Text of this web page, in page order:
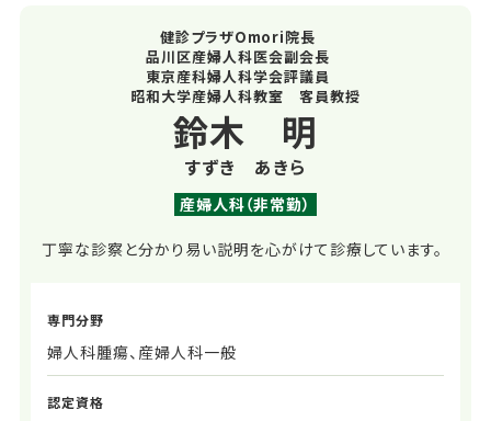
健診プラザOmori院長
品川区産婦人科医会副会長
東京産科婦人科学会評議員
昭和大学産婦人科教室 客員教授
鈴木 明
すずき あきら
産婦人科（非常勤）
丁寧な診察と分かり易い説明を心がけて診療しています。
専門分野
婦人科腫瘍、産婦人科一般
認定資格